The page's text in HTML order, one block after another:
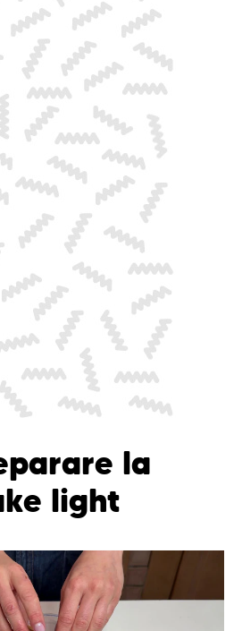
la
light